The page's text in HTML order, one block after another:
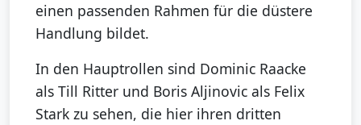
einen passenden Rahmen für die düstere
Handlung bildet.
In den Hauptrollen sind Dominic Raacke
als Till Ritter und Boris Aljinovic als Felix
Stark zu sehen, die hier ihren dritten